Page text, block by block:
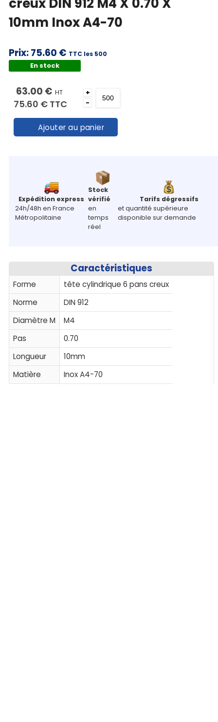
10mm Inox A4-70
Prix:75.60 € TTC les 500
En stock
63.00 € HT
75.60 € TTC
+
-
Ajouter au panier
Expédition express
24h/48h en France
Métropolitaine
Stock
vérifié
en
temps
réel
Tarifs dégressifs
et quantité supérieure
disponible sur demande
Caractéristiques
Forme
tête cylindrique 6 pans creux
Norme
DIN 912
Diamètre M
M4
Pas
0.70
Longueur
10mm
Matière
Inox A4-70